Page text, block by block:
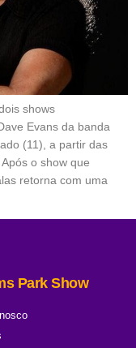
shows
Evans da banda
(11), a partir das
o show que
retorna com uma
Park Show